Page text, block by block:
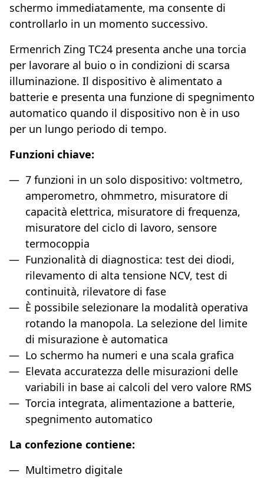
schermo immediatamente, ma consente di
controllarlo in un momento successivo.
Ermenrich Zing TC24 presenta anche una torcia
per lavorare al buio o in condizioni di scarsa
illuminazione. Il dispositivo è alimentato a
batterie e presenta una funzione di spegnimento
automatico quando il dispositivo non è in uso
per un lungo periodo di tempo.
Funzioni chiave:
7 funzioni in un solo dispositivo: voltmetro,
amperometro, ohmmetro, misuratore di
capacità elettrica, misuratore di frequenza,
misuratore del ciclo di lavoro, sensore
termocoppia
Funzionalità di diagnostica: test dei diodi,
rilevamento di alta tensione NCV, test di
continuità, rilevatore di fase
È possibile selezionare la modalità operativa
rotando la manopola. La selezione del limite
di misurazione è automatica
Lo schermo ha numeri e una scala grafica
Elevata accuratezza delle misurazioni delle
variabili in base ai calcoli del vero valore RMS
Torcia integrata, alimentazione a batterie,
spegnimento automatico
La confezione contiene:
Multimetro digitale